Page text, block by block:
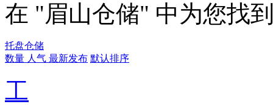
在 "眉山仓储" 中为您找
托盘仓储
数量 人气 最新发布 默认排序
工